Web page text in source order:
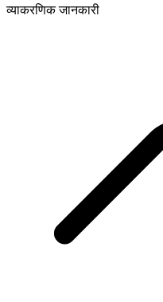
व्याकरणिक जानकारी